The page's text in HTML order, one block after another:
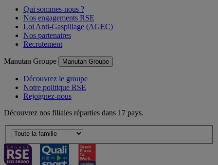
Qui sommes-nous ?
Nos engagements RSE
Loi Anti-Gaspillage (AGEC)
Nos partenaires
Recrutement
Manutan Groupe Manutan Groupe
Découvrez le groupe
Notre politique RSE
Rejoignez-nous
Découvrez nos filiales réparties dans 17 pays.